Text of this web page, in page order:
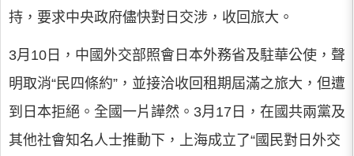
持，要求中央政府儘快對日交涉，收回旅大。
3月10日，中國外交部照會日本外務省及駐華公使，聲
明取消“民四條約”，並接洽收回租期屆滿之旅大，但遭
到日本拒絕。全國一片譁然。3月17日，在國共兩黨及
其他社會知名人士推動下，上海成立了“國民對日外交